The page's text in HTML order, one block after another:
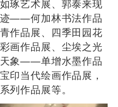
琢艺术展、郭泰来现
——何加林书法作品
作品展、四季田园花
画作品展、尘埃之光
象——单增水墨作品
当代绘画作品展，
列作品展等。